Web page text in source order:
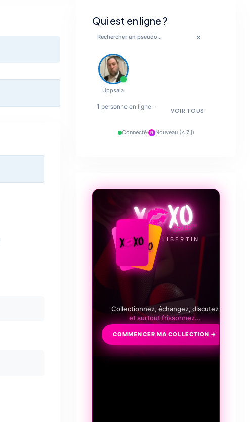
Qui est en ligne ?
×
Uppsala
1 personne en ligne ·
VOIR TOUS
Connecté· N Nouveau (< 7 j)
LE JEU LIBERTIN
Collectionnez, échangez, discutez
et surtout frissonnez...
COMMENCER MA COLLECTION →